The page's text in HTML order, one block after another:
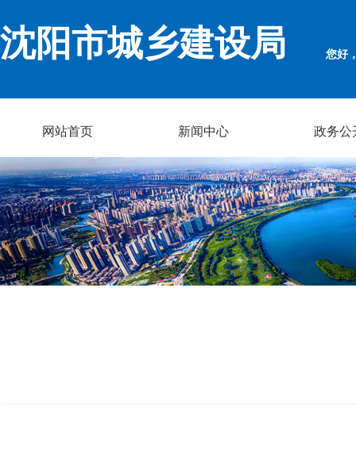
沈阳市城乡建设局 您好
网站首页 新闻中心 政务公